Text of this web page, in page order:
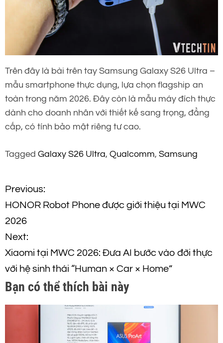
Trên đây là bài trên tay Samsung Galaxy S26 Ultra –
mẫu smartphone thực dụng, lựa chọn flagship an
toàn trong năm 2026. Đây còn là mẫu máy đích thực
dành cho doanh nhân với thiết kế sang trọng, đẳng
cấp, có tính bảo mật riêng tư cao.
Tagged Galaxy S26 Ultra, Qualcomm, Samsung
Đ
i
ề
u
h
Previous:
HONOR Robot Phone được giới thiệu tại MWC
2026
Next:
Xiaomi tại MWC 2026: Đưa AI bước vào đời thực
với hệ sinh thái “Human × Car × Home”
Bạn có thể thích bài này